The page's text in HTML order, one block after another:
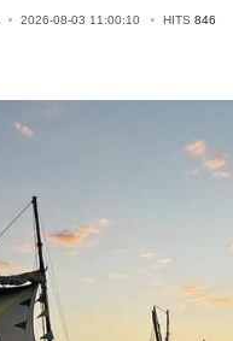
2026-08-03 11:00:10 HITS 846